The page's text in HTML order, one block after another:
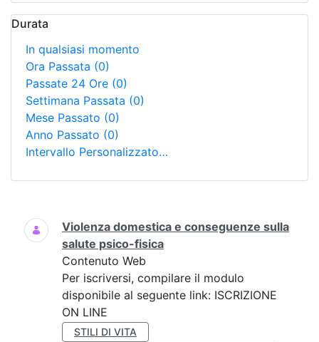
Durata
In qualsiasi momento
Ora Passata (0)
Passate 24 Ore (0)
Settimana Passata (0)
Mese Passato (0)
Anno Passato (0)
Intervallo Personalizzato…
Ricerca
Violenza domestica e conseguenze sulla
salute psico-fisica
Contenuto Web
Per iscriversi, compilare il modulo
disponibile al seguente link: ISCRIZIONE
ON LINE
STILI DI VITA